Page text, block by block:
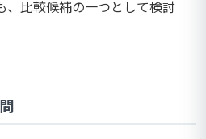
、比較候補の一つとして検討